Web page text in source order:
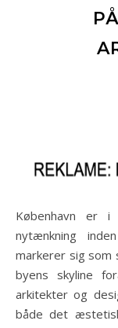
København er i disse år centrum for en bølge af
nytænkning
markerer sig
byens skyline
arkitekter og
både det